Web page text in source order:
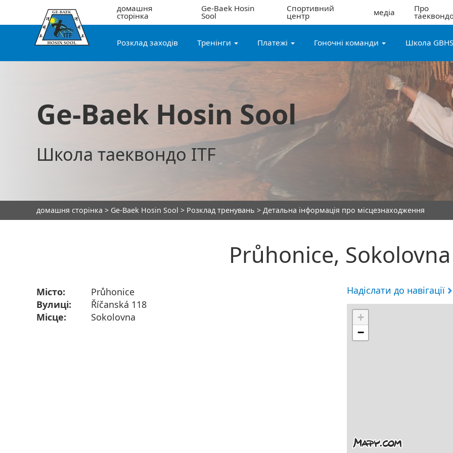
домашня
сторінка
Ge-Baek Hosin
Sool
Спортивний
центр медіа Про
Розклад заходів Тренінги Платежі Гоночні команди Школа GBHS
Ge-Baek Hosin Sool
Школа таеквондо ITF
домашня сторінка > Ge-Baek Hosin Sool > Розклад тренувань > Детальна інформація про місцезнаходження
Průhonice, Sokolovna
Місто:
Průhonice
Вулиці:
Říčanská 118
Місце:
Sokolovna
Надіслати до навігації
+
−